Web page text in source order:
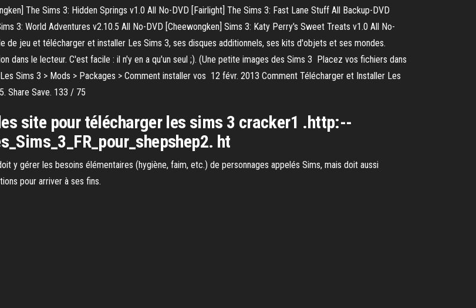
The Sims 3: Hidden Springs v1.0 All No-DVD [Fairlight] The Sims 3: Fast Lane Stuff All Backup-DVD
3: World Adventures v2.10.5 All No-DVD [Cheewongken] Sims 3: Katy Perry's Sweet Treats v1.0 All No-
jeu et télécharger et installer Les Sims 3, ses disques additionnels, ses kits d'objets et ses mondes.
dans le lecteur. C'est facile : il n'y en a qu'un seul ;). (Une petite images des Sims 3 Placez vos fichiers dans
Sims 3 > Mods > Packages > Comment installer vos 12 févr. 2013 Comment Télécharger et Installer Les
Share Save. 133 / 75
site pour télécharger les sims 3 cracker1 .http:--
ht
y gérer les besoins élémentaires (hygiène, faim, etc.) de personnages appelés Sims, mais doit aussi
pour arriver à ses fins.